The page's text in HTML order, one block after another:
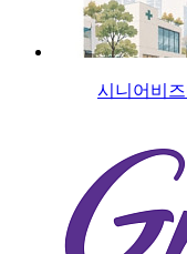
시니어비